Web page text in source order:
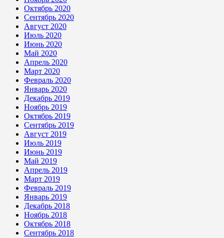
Октябрь 2020
Сентябрь 2020
Август 2020
Июль 2020
Июнь 2020
Май 2020
Апрель 2020
Март 2020
Февраль 2020
Январь 2020
Декабрь 2019
Ноябрь 2019
Октябрь 2019
Сентябрь 2019
Август 2019
Июль 2019
Июнь 2019
Май 2019
Апрель 2019
Март 2019
Февраль 2019
Январь 2019
Декабрь 2018
Ноябрь 2018
Октябрь 2018
Сентябрь 2018